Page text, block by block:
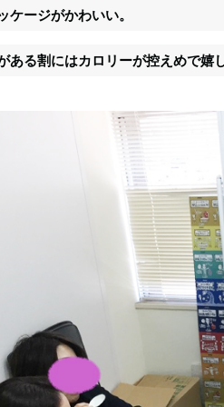
ケージがかわいい。
ある割にはカロリーが控えめで嬉